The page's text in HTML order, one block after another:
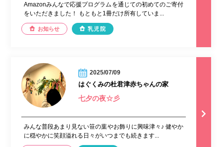
Amazonみんなで応援プログラムを通じての初めてのご寄付
をいただきました！ もともと1冊だけ所有していま...
お知らせ 乳児院
2025/07/09
はぐくみの杜君津赤ちゃんの家
七夕の夜☆彡
みんな普段あまり見ない笹の葉やお飾りに興味津々♪ 健やか
に穏やかに笑顔溢れる日々がいつまでも続きます...